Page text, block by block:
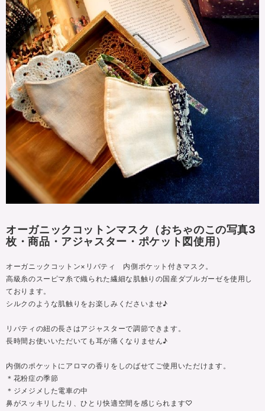
オーガニックコットンマスク（おちゃのこの写真3
枚・商品・アジャスター・ポケット図使用）
オーガニックコットン×リバティ 内側ポケット付きマスク。
高級糸のスーピマ糸で織られた繊細な肌触りの国産ダブルガーゼを使用し
ております。
シルクのような肌触りをお楽しみくださいませ♪
リバティの紐の長さはアジャスターで調節できます。
長時間お使いいただいても耳が痛くなりません♪
内側のポケットにアロマの香りをしのばせてご使用いただけます。
＊花粉症の季節
＊ジメジメした電車の中
鼻がスッキリしたり、ひとり快適空間を感じられます♡